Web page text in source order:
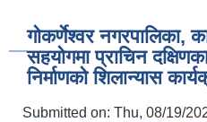
गोकर्णेश्वर नगरपालिका,
सहयोगमा प्राचिन
निर्माणको शिलान्यास
Submitted on: Thu, 08/19/